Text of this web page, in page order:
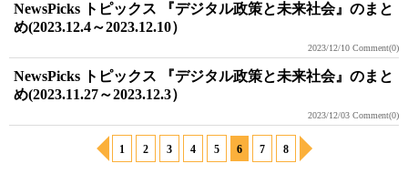
NewsPicks トピックス 『デジタル政策と未来社会』のまと
め(2023.12.4～2023.12.10）
2023/12/10 Comment(0)
NewsPicks トピックス 『デジタル政策と未来社会』のまと
め(2023.11.27～2023.12.3）
2023/12/03 Comment(0)
1 2 3 4 5 6 7 8